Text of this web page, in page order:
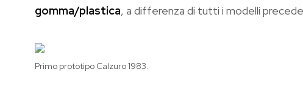
gomma/plastica, a differenza di tutti i modelli
Primo prototipo Calzuro 1983.